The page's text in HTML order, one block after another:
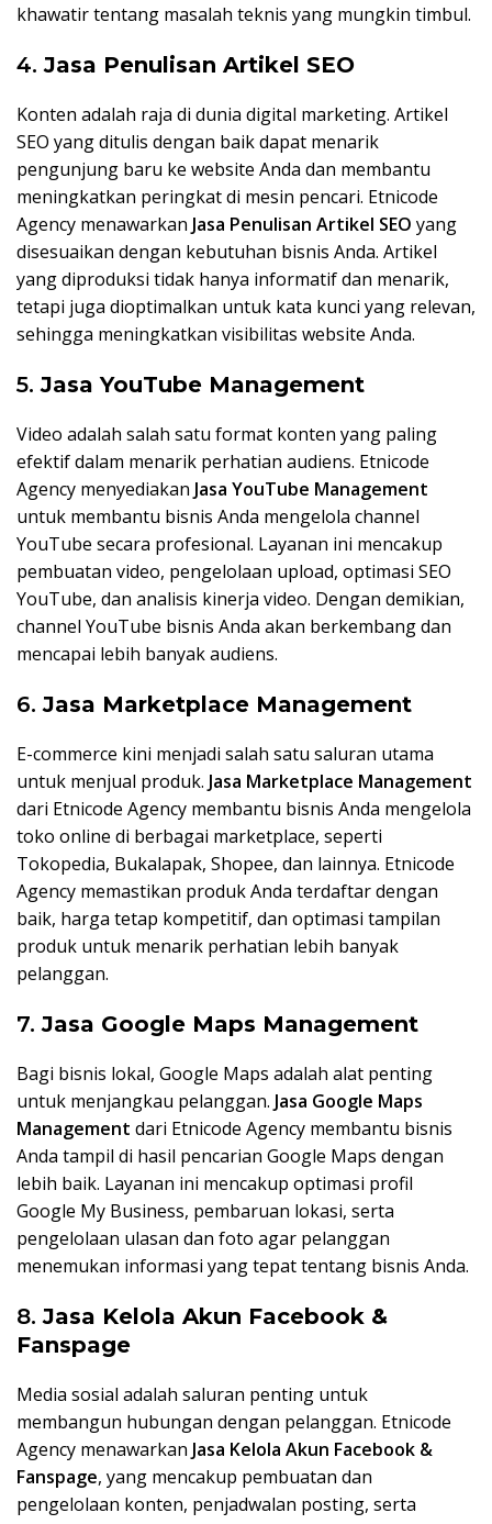
khawatir tentang masalah teknis yang mungkin timbul.
4.Jasa Penulisan Artikel SEO
Konten adalah raja di dunia digital marketing. Artikel
SEO yang ditulis dengan baik dapat menarik
pengunjung baru ke website Anda dan membantu
meningkatkan peringkat di mesin pencari. Etnicode
Agency menawarkan Jasa Penulisan Artikel SEO yang
disesuaikan dengan kebutuhan bisnis Anda. Artikel
yang diproduksi tidak hanya informatif dan menarik,
tetapi juga dioptimalkan untuk kata kunci yang relevan,
sehingga meningkatkan visibilitas website Anda.
5.Jasa YouTube Management
Video adalah salah satu format konten yang paling
efektif dalam menarik perhatian audiens. Etnicode
Agency menyediakan Jasa YouTube Management
untuk membantu bisnis Anda mengelola channel
YouTube secara profesional. Layanan ini mencakup
pembuatan video, pengelolaan upload, optimasi SEO
YouTube, dan analisis kinerja video. Dengan demikian,
channel YouTube bisnis Anda akan berkembang dan
mencapai lebih banyak audiens.
6.Jasa Marketplace Management
E-commerce kini menjadi salah satu saluran utama
untuk menjual produk. Jasa Marketplace Management
dari Etnicode Agency membantu bisnis Anda mengelola
toko online di berbagai marketplace, seperti
Tokopedia, Bukalapak, Shopee, dan lainnya. Etnicode
Agency memastikan produk Anda terdaftar dengan
baik, harga tetap kompetitif, dan optimasi tampilan
produk untuk menarik perhatian lebih banyak
pelanggan.
7.Jasa Google Maps Management
Bagi bisnis lokal, Google Maps adalah alat penting
untuk menjangkau pelanggan. Jasa Google Maps
Management dari Etnicode Agency membantu bisnis
Anda tampil di hasil pencarian Google Maps dengan
lebih baik. Layanan ini mencakup optimasi profil
Google My Business, pembaruan lokasi, serta
pengelolaan ulasan dan foto agar pelanggan
menemukan informasi yang tepat tentang bisnis Anda.
8.Jasa Kelola Akun Facebook &
Fanspage
Media sosial adalah saluran penting untuk
membangun hubungan dengan pelanggan. Etnicode
Agency menawarkan Jasa Kelola Akun Facebook &
Fanspage, yang mencakup pembuatan dan
pengelolaan konten, penjadwalan posting, serta